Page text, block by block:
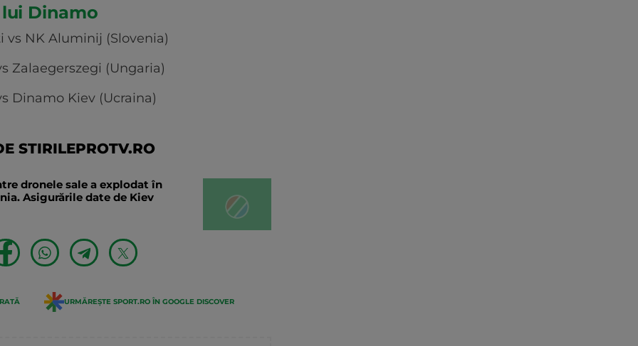
Dinamo
NK Aluminij (Slovenia)
Zalaegerszegi (Ungaria)
Dinamo Kiev (Ucraina)
STIRILEPROTV.RO
dronele sale a explodat în
Asigurările date de Kiev
URMĂREȘTE SPORT.RO ÎN GOOGLE DISCOVER